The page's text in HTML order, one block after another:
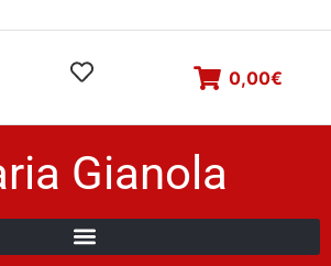
0,00€
Gianola